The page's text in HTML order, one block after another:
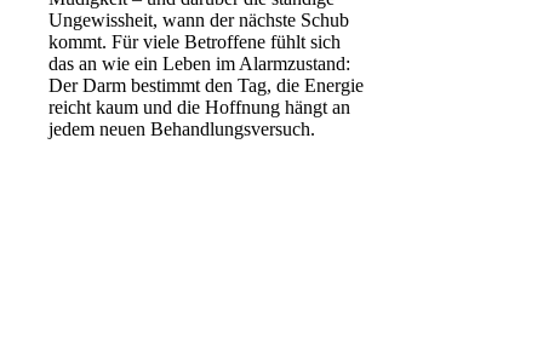
Ungewissheit, wann der nächste Schub
kommt. Für viele Betroffene fühlt sich
das an wie ein Leben im Alarmzustand:
Der Darm bestimmt den Tag, die Energie
reicht kaum und die Hoffnung hängt an
jedem neuen Behandlungsversuch.